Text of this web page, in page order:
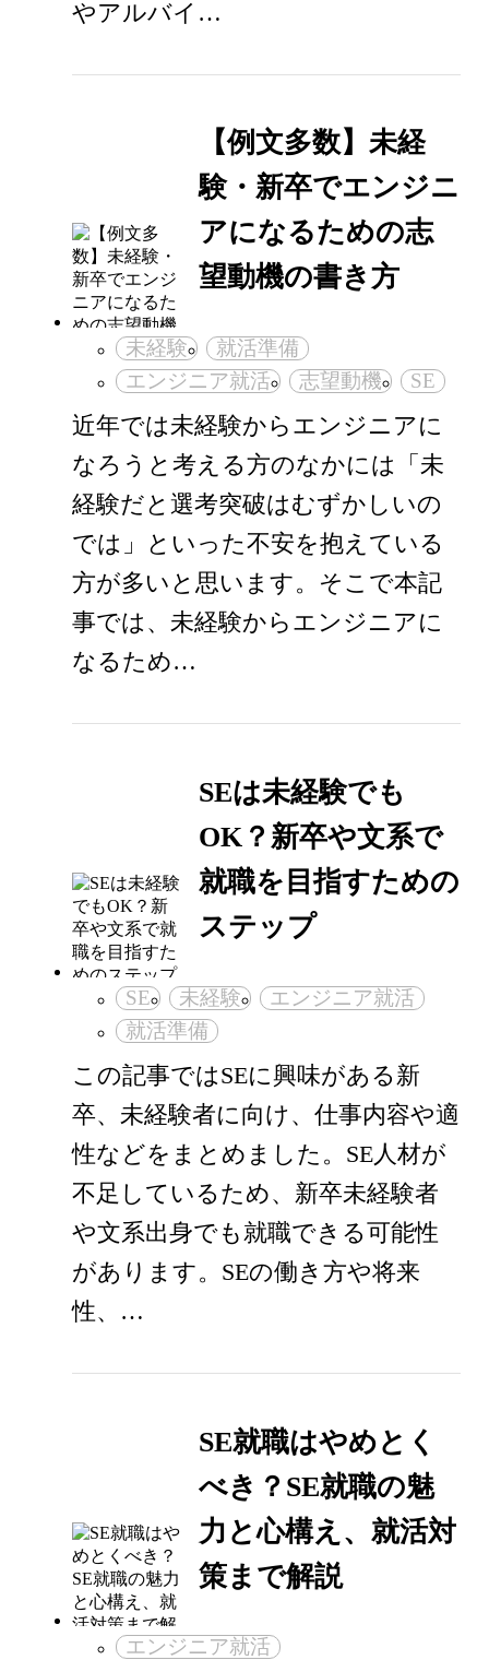
やアルバイ…
【例文多数】未経
験・新卒でエンジニ
アになるための志
望動機の書き方
未経験
就活準備
エンジニア就活
志望動機 SE
近年では未経験からエンジニアに
なろうと考える方のなかには「未
経験だと選考突破はむずかしいの
では」といった不安を抱えている
方が多いと思います。そこで本記
事では、未経験からエンジニアに
なるため…
SEは未経験でも
OK？新卒や文系で
就職を目指すための
ステップ
SE 未経験
エンジニア就活
就活準備
この記事ではSEに興味がある新
卒、未経験者に向け、仕事内容や適
性などをまとめました。SE人材が
不足しているため、新卒未経験者
や文系出身でも就職できる可能性
があります。SEの働き方や将来
性、…
SE就職はやめとく
べき？SE就職の魅
力と心構え、就活対
策まで解説
エンジニア就活